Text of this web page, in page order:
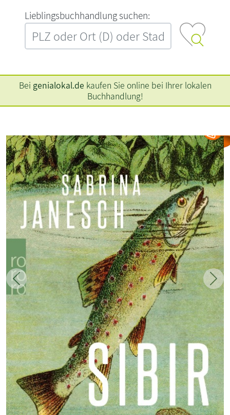
L‍i‍e‍b‍l‍i‍n‍g‍s‍b‍u‍c‍h‍h‍a‍n‍d‍l‍u‍n‍g‍ ‍s‍u‍c‍h‍e‍n‍:‍
Bei genialokal.de kaufen Sie online bei Ihrer lokalen
Buchhandlung!
Zurück